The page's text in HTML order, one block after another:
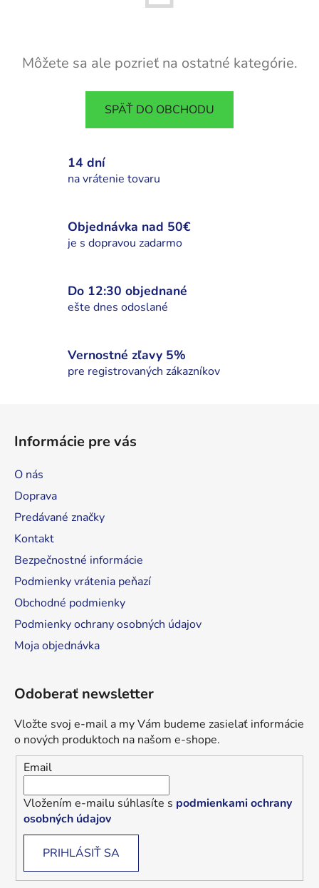
Môžete sa ale pozrieť na ostatné kategórie.
SPÄŤ DO OBCHODU
14 dní
na vrátenie tovaru
Objednávka nad 50€
je s dopravou zadarmo
Do 12:30 objednané
ešte dnes odoslané
Vernostné zľavy 5%
pre registrovaných zákazníkov
Informácie pre vás
O nás
Doprava
Predávané značky
Kontakt
Bezpečnostné informácie
Podmienky vrátenia peňazí
Obchodné podmienky
Podmienky ochrany osobných údajov
Moja objednávka
Odoberať newsletter
Vložte svoj e-mail a my Vám budeme zasielať informácie
o nových produktoch na našom e-shope.
Email
Vložením e-mailu súhlasíte s podmienkami ochrany
osobných údajov
PRIHLÁSIŤ SA